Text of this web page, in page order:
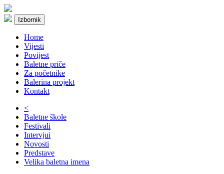
Izbornik
Home
Vijesti
Povijest
Baletne priče
Za početnike
Balerina projekt
Kontakt
<
Baletne škole
Festivali
Intervjui
Novosti
Predstave
Velika baletna imena